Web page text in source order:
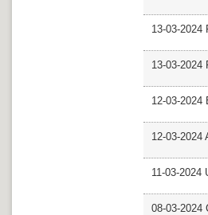
13-03-
13-03-2024
12-03-2024
12-03-2024
11-03-2024
08-03-2024